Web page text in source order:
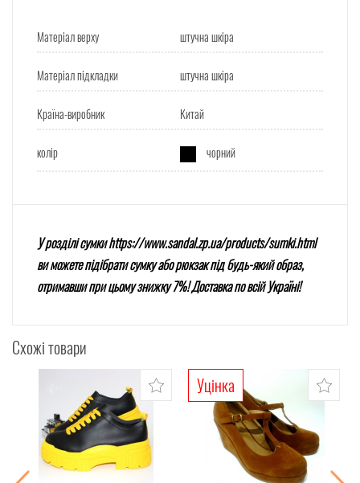
Матеріал верху штучна шкіра
Матеріал підкладки штучна шкіра
Країна-виробник Китай
колір чорний
У розділі сумкиhttps://www.sandal.zp.ua/products/sumki.html
ви можете підібрати сумку або рюкзак під будь-який образ,
отримавши при цьому знижку 7%! Доставка по всій Україні!
Схожі товари
Уцінка